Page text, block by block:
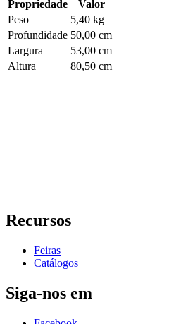
Propriedade
Valor
Peso
5,40 kg
Profundidade 50,00 cm
Largura
53,00 cm
Altura
80,50 cm
Recursos
Feiras
Catálogos
Siga-nos em